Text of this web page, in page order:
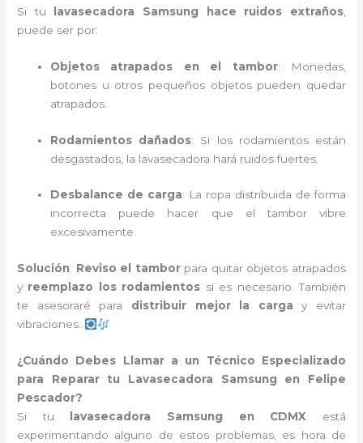
Si tu
lavasecadora Samsung hace ruidos extraños,
puede ser por:
Objetos atrapados en el tambor: Monedas,
botones u otros pequeños objetos pueden quedar
atrapados.
Rodamientos dañados: Si los rodamientos están
desgastados, la lavasecadora hará ruidos fuertes.
Desbalance de carga: La ropa distribuida de forma
incorrecta puede hacer que el tambor vibre
excesivamente.
Solución: Reviso el tamborpara quitar objetos atrapados
y reemplazo los rodamientos si es necesario. También
te asesoraré para distribuir mejor la carga y evitar
vibraciones.
¿Cuándo Debes Llamar a un Técnico Especializado
para Reparar tu Lavasecadora Samsung en Felipe
Pescador?
Si tu
lavasecadora Samsung en CDMX está
experimentando alguno de estos problemas, es hora de